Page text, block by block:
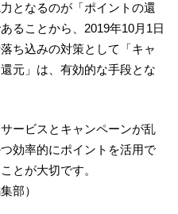
となるのが「ポイントの還
ることから、2019年10月1日
ち込みの対策として「キャ
元」は、有効的な手段とな
ービスとキャンペーンが乱
効率的にポイントを活用で
とが大切です。
部）